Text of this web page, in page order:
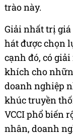
trào này.
Giải nhất trị giá
hát được chọn
cạnh đó, có
khích cho
doanh nghiệp
khúc truyền
VCCI phổ biến
nhân, doanh